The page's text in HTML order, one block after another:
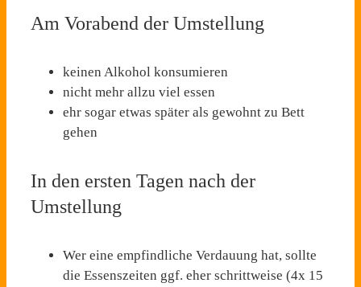
Am Vorabend der Umstellung
keinen Alkohol konsumieren
nicht mehr allzu viel essen
ehr sogar etwas später als gewohnt zu Bett
gehen
In den ersten Tagen nach der
Umstellung
Wer eine empfindliche Verdauung hat, sollte
die Essenszeiten ggf. eher schrittweise (4x 15